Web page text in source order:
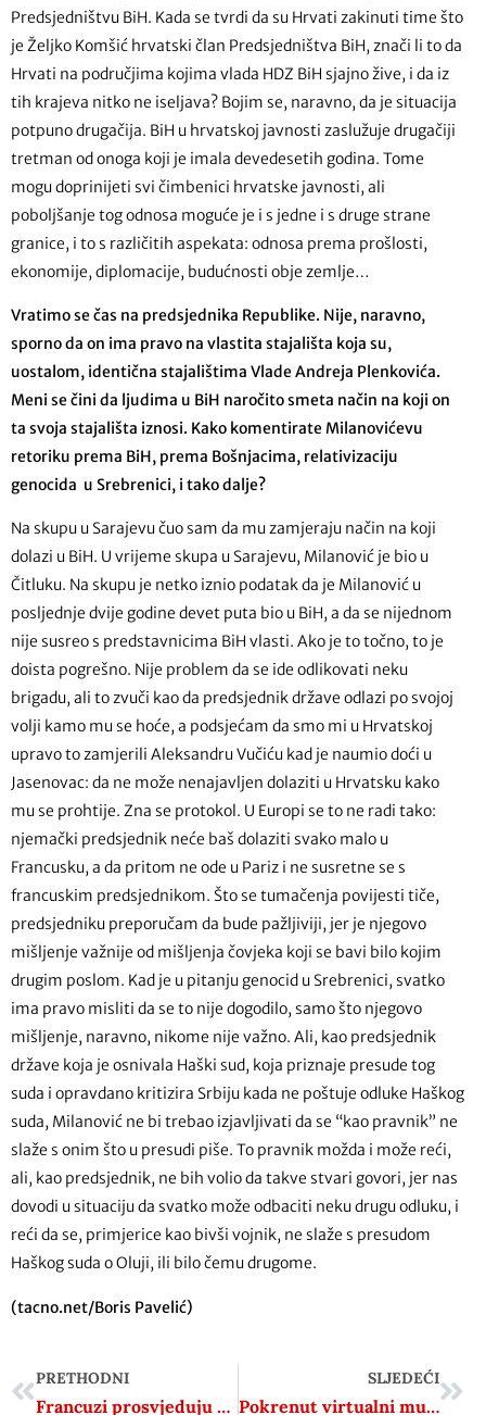
Predsjedništvu BiH. Kada se tvrdi da su Hrvati zakinuti time što
je Željko Komšić hrvatski član Predsjedništva BiH, znači li to da
Hrvati na područjima kojima vlada HDZ BiH sjajno žive, i da iz
tih krajeva nitko ne iseljava? Bojim se, naravno, da je situacija
potpuno drugačija. BiH u hrvatskoj javnosti zaslužuje drugačiji
tretman od onoga koji je imala devedesetih godina. Tome
mogu doprinijeti svi čimbenici hrvatske javnosti, ali
poboljšanje tog odnosa moguće je i s jedne i s druge strane
granice, i to s različitih aspekata: odnosa prema prošlosti,
ekonomije, diplomacije, budućnosti obje zemlje…
Vratimo se čas na predsjednika Republike. Nije, naravno,
sporno da on ima pravo na vlastita stajališta koja su,
uostalom, identična stajalištima Vlade Andreja Plenkovića.
Meni se čini da ljudima u BiH naročito smeta način na koji on
ta svoja stajališta iznosi. Kako komentirate Milanovićevu
retoriku prema BiH, prema Bošnjacima, relativizaciju
genocida u Srebrenici, i tako dalje?
Na skupu u Sarajevu čuo sam da mu zamjeraju način na koji
dolazi u BiH. U vrijeme skupa u Sarajevu, Milanović je bio u
Čitluku. Na skupu je netko iznio podatak da je Milanović u
posljednje dvije godine devet puta bio u BiH, a da se nijednom
nije susreo s predstavnicima BiH vlasti. Ako je to točno, to je
doista pogrešno. Nije problem da se ide odlikovati neku
brigadu, ali to zvuči kao da predsjednik države odlazi po svojoj
volji kamo mu se hoće, a podsjećam da smo mi u Hrvatskoj
upravo to zamjerili Aleksandru Vučiću kad je naumio doći u
Jasenovac: da ne može nenajavljen dolaziti u Hrvatsku kako
mu se prohtije. Zna se protokol. U Europi se to ne radi tako:
njemački predsjednik neće baš dolaziti svako malo u
Francusku, a da pritom ne ode u Pariz i ne susretne se s
francuskim predsjednikom. Što se tumačenja povijesti tiče,
predsjedniku preporučam da bude pažljiviji, jer je njegovo
mišljenje važnije od mišljenja čovjeka koji se bavi bilo kojim
drugim poslom. Kad je u pitanju genocid u Srebrenici, svatko
ima pravo misliti da se to nije dogodilo, samo što njegovo
mišljenje, naravno, nikome nije važno. Ali, kao predsjednik
države koja je osnivala Haški sud, koja priznaje presude tog
suda i opravdano kritizira Srbiju kada ne poštuje odluke Haškog
suda, Milanović ne bi trebao izjavljivati da se “kao pravnik” ne
slaže s onim što u presudi piše. To pravnik možda i može reći,
ali, kao predsjednik, ne bih volio da takve stvari govori, jer nas
dovodi u situaciju da svatko može odbaciti neku drugu odluku, i
reći da se, primjerice kao bivši vojnik, ne slaže s presudom
Haškog suda o Oluji, ili bilo čemu drugome.
(tacno.net/Boris Pavelić)
PRETHODNI
Francuzi prosvjeduju zbog dolaska Lovrena: ‘Ovaj igrač protivi se vrijednostima kluba’
SLJEDEĆI
Pokrenut virtualni muzej hrvatskog antifašizma